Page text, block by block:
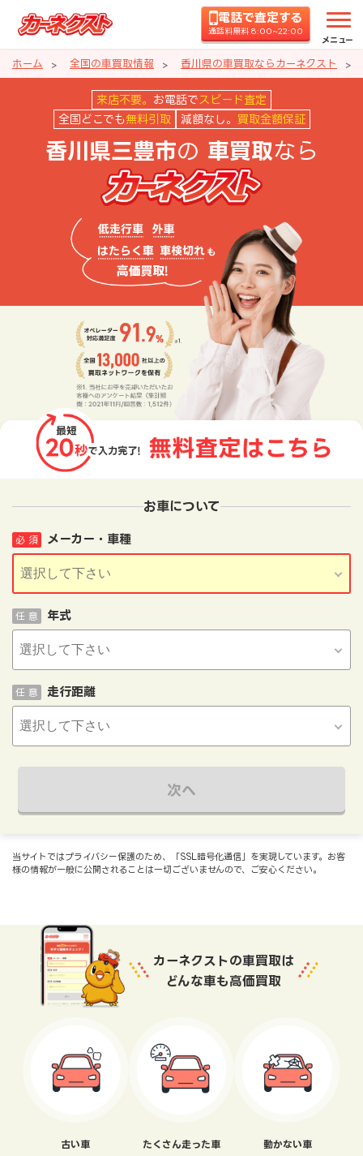
電話で査定する
通話料無料 8:00~22:00
メニュー
ホーム 全国の車買取情報 香川県の車買取ならカーネクスト
香川県三豊市の車買取ならカー
来店不要。 お電話で スピード査定
全国どこでも 無料引取 減額なし。 買取金額保証
香川県三豊市の 車買取なら
お車について
メーカー・車種
必 須
年式
任 意
走行距離
任 意
次へ
当サイトではプライバシー保護のため、「SSL暗号化通信」を実現しています。お客
様の情報が一般に公開されることは一切ございませんので、ご安心ください。
カーネクストの車買取は
どんな車も高価買取
古い車 たくさん走った車 動かない車